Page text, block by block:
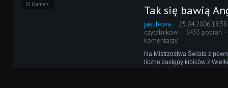
kolejna karta...
SI Games Tak się bawią
jakubkwa
25.04.2006 18:38
czytelników
5433 pobrań
komentarzy
Na Mistrzostwa Świata z
liczne zastępy kibiców z
każdy bowiem wie, że tam na